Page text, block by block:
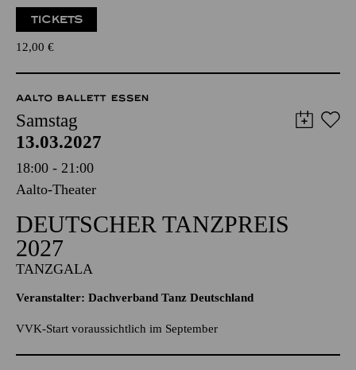
Für Kleinkinder von 1 bis 3 Jahren
12,00€
AALTO BALLETT ESSEN
Samstag
13.03.2027
18:00 - 21:00
Aalto-Theater
DEUTSCHER TANZPREIS
2027